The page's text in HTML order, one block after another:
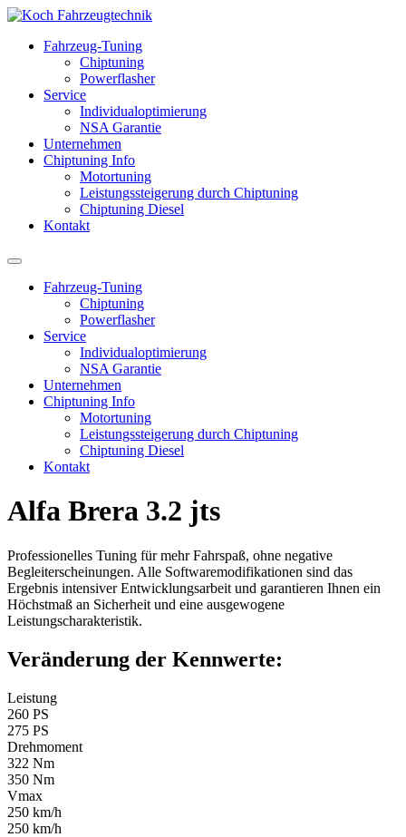
Fahrzeug-Tuning
Chiptuning
Powerflasher
Service
Individualoptimierung
NSA Garantie
Unternehmen
Chiptuning Info
Motortuning
Leistungssteigerung durch Chiptuning
Chiptuning Diesel
Kontakt
Fahrzeug-Tuning
Chiptuning
Powerflasher
Service
Individualoptimierung
NSA Garantie
Unternehmen
Chiptuning Info
Motortuning
Leistungssteigerung durch Chiptuning
Chiptuning Diesel
Kontakt
Alfa Brera 3.2 jts
Professionelles Tuning für mehr Fahrspaß, ohne negative
Begleiterscheinungen. Alle Softwaremodifikationen sind das
Ergebnis intensiver Entwicklungsarbeit und garantieren Ihnen ein
Höchstmaß an Sicherheit und eine ausgewogene
Leistungscharakteristik.
Veränderung der Kennwerte:
Leistung
260 PS
275 PS
Drehmoment
322 Nm
350 Nm
Vmax
250 km/h
250 km/h